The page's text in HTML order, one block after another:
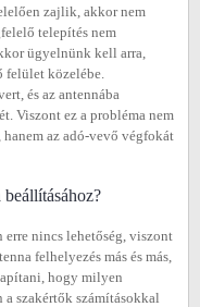
zajlik, akkor nem
telepítés nem
ügyelnünk kell arra,
felület közelébe.
és az antennába
Viszont ez a probléma nem
hanem az adó-vevő végfokát
erre nincs lehetőség, viszont
felhelyezés más és más,
hogy milyen
a szakértők számításokkal